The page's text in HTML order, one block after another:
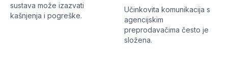
sustava može izazvati
kašnjenja i pogreške.
Učinkovita komunikacija s
agencijskim
preprodavačima često je
složena.